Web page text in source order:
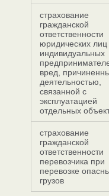
cтрахование
гражданской
ответственности
юридических лиц
индивидуальных
вред,
деятельностью,
связанной с
эксплуатацией
отдельных
cтрахование
гражданской
ответственности
перевозчика при
перевозке
грузов